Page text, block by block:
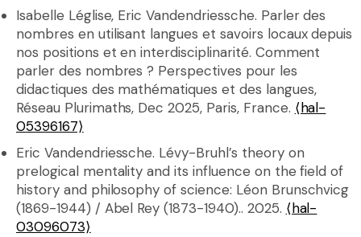
Isabelle Léglise, Eric Vandendriessche. Parler des
nombres en utilisant langues et savoirs locaux depuis
nos positions et en interdisciplinarité. Comment
parler des nombres ? Perspectives pour les
didactiques des mathématiques et des langues,
Réseau Plurimaths, Dec 2025, Paris, France. ⟨hal-
05396167⟩
Eric Vandendriessche. Lévy-Bruhl’s theory on
prelogical mentality and its influence on the field of
history and philosophy of science: Léon Brunschvicg
(1869-1944) / Abel Rey (1873-1940).. 2025. ⟨hal-
03096073⟩